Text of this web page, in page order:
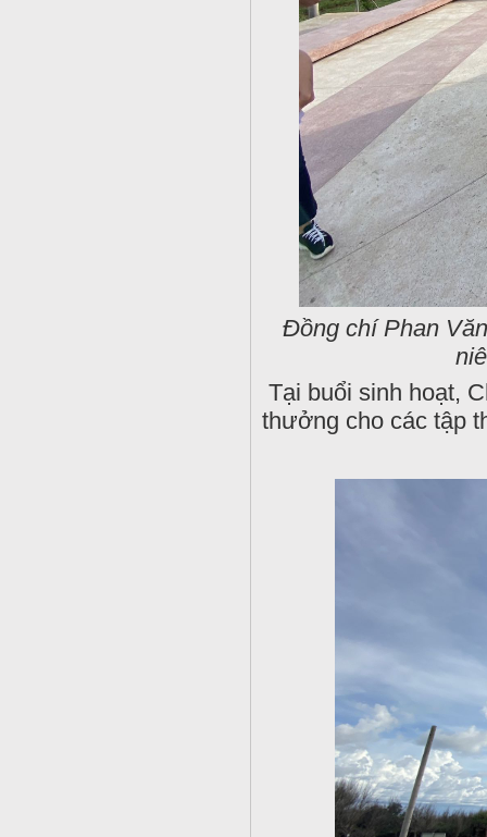
Đồng chí Phan
Tại buổi sinh hoạt,
thưởng cho các tập